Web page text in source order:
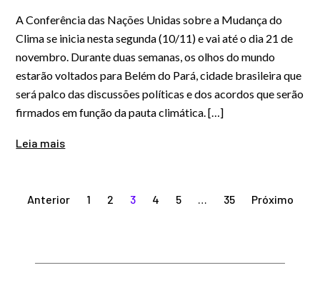
A Conferência das Nações Unidas sobre a Mudança do
Clima se inicia nesta segunda (10/11) e vai até o dia 21 de
novembro. Durante duas semanas, os olhos do mundo
estarão voltados para Belém do Pará, cidade brasileira que
será palco das discussões políticas e dos acordos que serão
firmados em função da pauta climática. […]
Leia mais
Paginação
Anterior 1 2 3 4 5 … 35 Próximo